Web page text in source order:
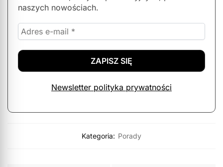
naszych nowościach.
Newsletter polityka prywatności
Kategoria: Porady